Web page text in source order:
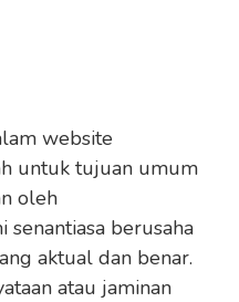
website
untuk tujuan umum
oleh
senantiasa berusaha
aktual dan benar.
atau jaminan